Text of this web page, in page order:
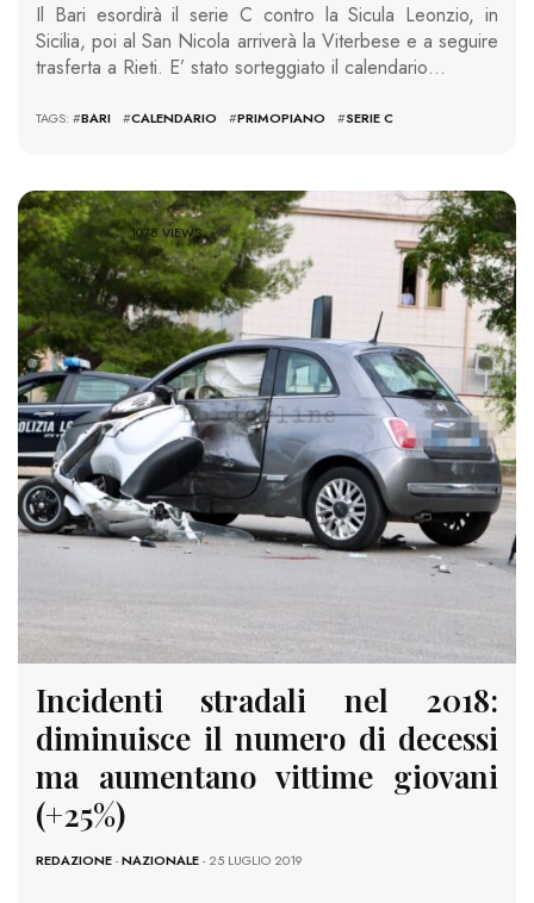
Il Bari esordirà il serie C contro la Sicula Leonzio, in
Sicilia, poi al San Nicola arriverà la Viterbese e a seguire
trasferta a Rieti. E’ stato sorteggiato il calendario…
TAGS: #BARI #CALENDARIO #PRIMOPIANO #SERIE C
1078 VIEWS
Incidenti stradali nel 2018:
diminuisce il numero di decessi
ma aumentano vittime giovani
(+25%)
REDAZIONE-NAZIONALE- 25 LUGLIO 2019